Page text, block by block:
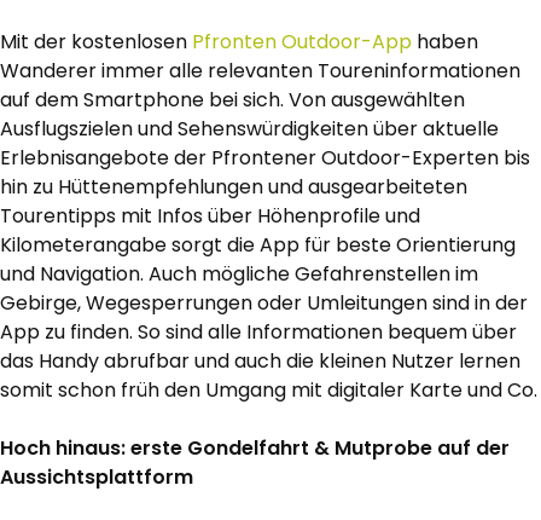
Mit der kostenlosen Pfronten Outdoor-App haben
Wanderer immer alle relevanten Toureninformationen
auf dem Smartphone bei sich. Von ausgewählten
Ausflugszielen und Sehenswürdigkeiten über aktuelle
Erlebnisangebote der Pfrontener Outdoor-Experten bis
hin zu Hüttenempfehlungen und ausgearbeiteten
Tourentipps mit Infos über Höhenprofile und
Kilometerangabe sorgt die App für beste Orientierung
und Navigation. Auch mögliche Gefahrenstellen im
Gebirge, Wegesperrungen oder Umleitungen sind in der
App zu finden. So sind alle Informationen bequem über
das Handy abrufbar und auch die kleinen Nutzer lernen
somit schon früh den Umgang mit digitaler Karte und Co.
Hoch hinaus: erste Gondelfahrt & Mutprobe auf der
Aussichtsplattform